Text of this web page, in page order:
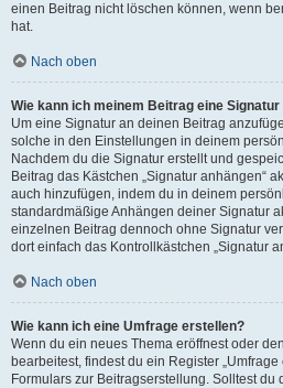
einen Beitrag nicht löschen können, wenn
hat.
Nach oben
Wie kann ich meinem Beitrag eine Signatur
Um eine Signatur an deinen Beitrag
solche in den Einstellungen in deinem
Nachdem du die Signatur erstellt und
Beitrag das Kästchen „Signatur anhängen“
auch hinzufügen, indem du in deinem
standardmäßige Anhängen deiner Signatur
einzelnen Beitrag dennoch ohne Signatur
dort einfach das Kontrollkästchen „Signatur
Nach oben
Wie kann ich eine Umfrage erstellen?
Wenn du ein neues Thema eröffnest oder
bearbeitest, findest du ein Register
Formulars zur Beitragserstellung. Solltest du